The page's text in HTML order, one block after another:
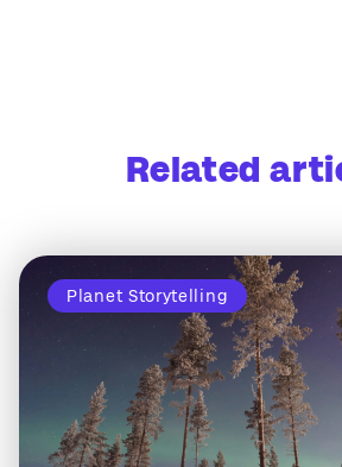
Related
Planet Storytelling